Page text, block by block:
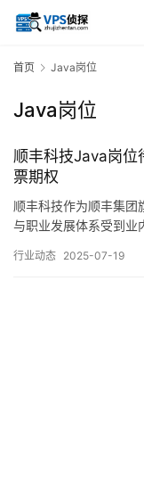
首页 Java岗位
Java岗位
顺丰科技Java岗位
票期权
顺丰科技作为顺丰集
与职业发展体系受到业
薪资是否包含年终奖和
行业动态 2025-07-19